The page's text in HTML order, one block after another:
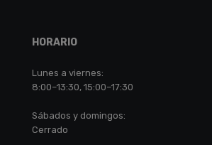
HORARIO
Lunes a viernes:
8:00–13:30, 15:00–17:30
Sábados y domingos:
Cerrado